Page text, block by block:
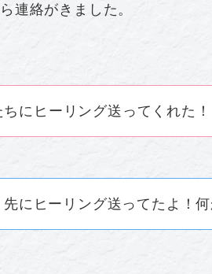
連絡がきました。
にヒーリング送ってくれた！
にヒーリング送ってたよ！何